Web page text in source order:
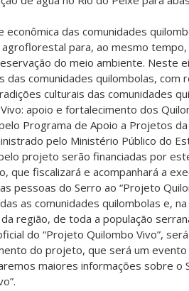
econômica das comunidades
para, ao mesmo tempo,
do meio ambiente. Neste
das comunidades quilombolas, com
culturais das comunidades
apoio e fortalecimento dos
Programa de Apoio a Projetos
pelo Ministério Público do
projeto serão financiadas por
que fiscalizará e acompanhará a
pessoas do Serro ao “Projeto
as comunidades quilombolas e,
região, de toda a população
do “Projeto Quilombo Vivo”,
do projeto, que será um
maiores informações sobre o